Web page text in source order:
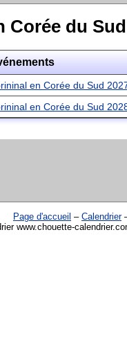
Corée du Sud
en Corée du Sud
en Corée du Sud
Page d'accueil – Calendrier
www.chouette-